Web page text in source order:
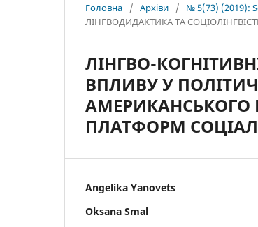
Головна / Архіви / № 5(73) (2019):
ЛІНГВОДИДАКТИКА ТА
ЛІНГВО-
ВПЛИВУ У
АМЕРИКАНСЬКОГО
ПЛАТФОРМ
Angelika Yanovets
Oksana Smal